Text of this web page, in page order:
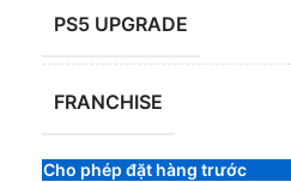
PS5 UPGRADE
FRANCHISE
Cho phép đặt hàng trước